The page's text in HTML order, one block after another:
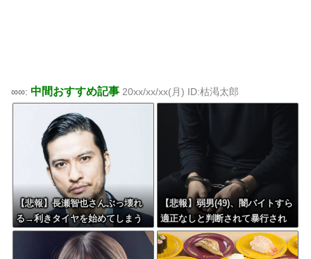
∞∞: 中間おすすめ記事 20xx/xx/xx(月) ID:枯渇太郎
【悲報】長瀬智也さんぶっ壊れ
る→利きタイヤを始めてしまう
ｗｗｗｗｗ
【悲報】弱男(49)、闇バイトすら
適正なしと判断されて暴行され
てしまう